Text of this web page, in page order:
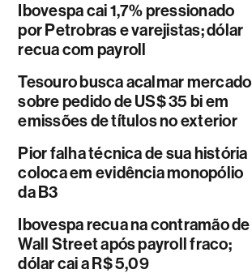
Ibovespa cai 1,7% pressionado
por Petrobras e varejistas; dólar
recua com payroll
Tesouro busca acalmar mercado
sobre pedido de US$ 35 bi em
emissões de títulos no exterior
Pior falha técnica de sua história
coloca em evidência monopólio
da B3
Ibovespa recua na contramão de
Wall Street após payroll fraco;
dólar cai a R$ 5,09